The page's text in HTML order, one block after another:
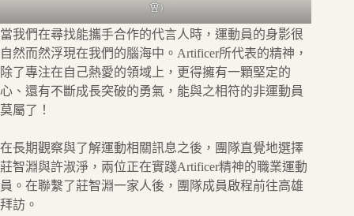
會)
當我們在尋找能攜手合作的代言人時，運動員的身影很
自然而然浮現在我們的腦海中。Artificer所代表的精神，
除了專注在自己熱愛的領域上，更得擁有一顆堅定的
心、還有不斷成長突破的勇氣，能與之相符的非運動員
莫屬了！
在長期觀察與了解運動相關訊息之後，團隊直覺地選擇
莊智淵與許淑淨，兩位正在實踐Artificer精神的職業運動
員。在聯繫了莊智淵一家人後，團隊成員啟程前往高雄
拜訪。